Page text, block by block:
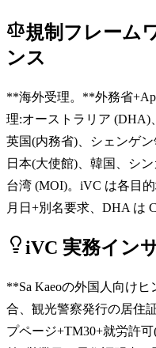
規制フレーム
ンス
**海外受理。**外務省
理:オーストラリア (DHA)
英国(内務省)、シェンゲ
日本(大使館)、韓国、シ
台湾 (MOI)。iVC は各目
月日+別名要求、DHA は
iVC 実務イン
**Sa Kaeoの外国人向け
合、観光警察発行の居住
プページ+TM30+就労許